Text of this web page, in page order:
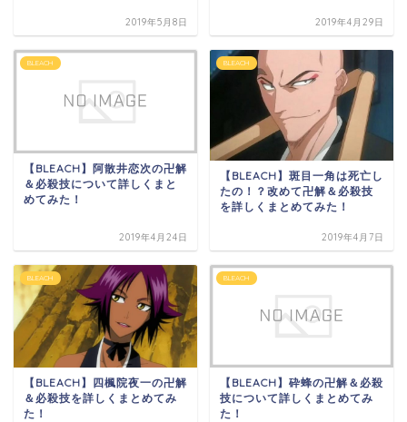
2019年5月8日 2019年4月29日
BLEACH
【BLEACH】阿散井恋次の卍解
＆必殺技について詳しくまと
めてみた！
2019年4月24日
BLEACH
【BLEACH】斑目一角は死亡し
たの！？改めて卍解＆必殺技
を詳しくまとめてみた！
2019年4月7日
BLEACH
【BLEACH】四楓院夜一の卍解
＆必殺技を詳しくまとめてみ
た！
BLEACH
【BLEACH】砕蜂の卍解＆必殺
技について詳しくまとめてみ
た！